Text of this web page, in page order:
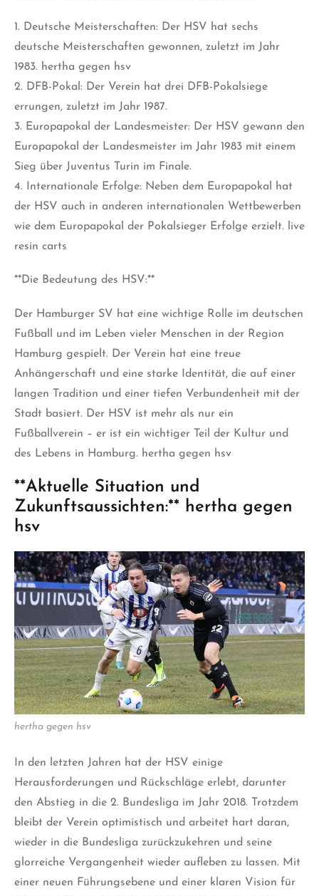
1. Deutsche Meisterschaften: Der HSV hat sechs
deutsche Meisterschaften gewonnen, zuletzt im Jahr
1983. hertha gegen hsv
2. DFB-Pokal: Der Verein hat drei DFB-Pokalsiege
errungen, zuletzt im Jahr 1987.
3. Europapokal der Landesmeister: Der HSV gewann den
Europapokal der Landesmeister im Jahr 1983 mit einem
Sieg über Juventus Turin im Finale.
4. Internationale Erfolge: Neben dem Europapokal hat
der HSV auch in anderen internationalen Wettbewerben
wie dem Europapokal der Pokalsieger Erfolge erzielt.
live
resin carts
**Die Bedeutung des HSV:**
Der Hamburger SV hat eine wichtige Rolle im deutschen
Fußball und im Leben vieler Menschen in der Region
Hamburg gespielt. Der Verein hat eine treue
Anhängerschaft und eine starke Identität, die auf einer
langen Tradition und einer tiefen Verbundenheit mit der
Stadt basiert. Der HSV ist mehr als nur ein
Fußballverein – er ist ein wichtiger Teil der Kultur und
des Lebens in Hamburg. hertha gegen hsv
**Aktuelle Situation und
Zukunftsaussichten:** hertha gegen
hsv
hertha gegen hsv
In den letzten Jahren hat der HSV einige
Herausforderungen und Rückschläge erlebt, darunter
den Abstieg in die 2. Bundesliga im Jahr 2018. Trotzdem
bleibt der Verein optimistisch und arbeitet hart daran,
wieder in die Bundesliga zurückzukehren und seine
glorreiche Vergangenheit wieder aufleben zu lassen. Mit
einer neuen Führungsebene und einer klaren Vision für